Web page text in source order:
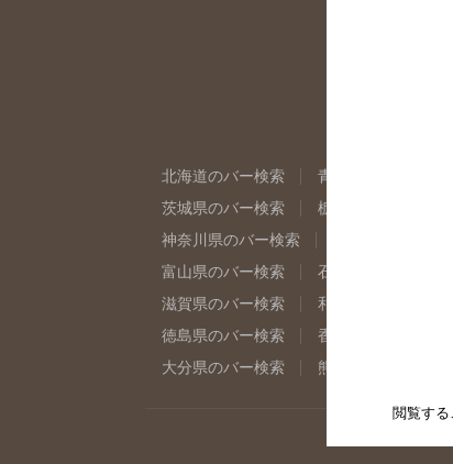
北海道のバー検索 青森県のバー検索
茨城県のバー検索
栃木県のバー検索
神奈川県のバー検索
富山県のバー検索
石川県のバー検索
滋賀県のバー検索
和歌山県のバー検索
徳島県のバー検索
香川県のバー検索
大分県のバー検索
熊本県のバー検索
閲覧する